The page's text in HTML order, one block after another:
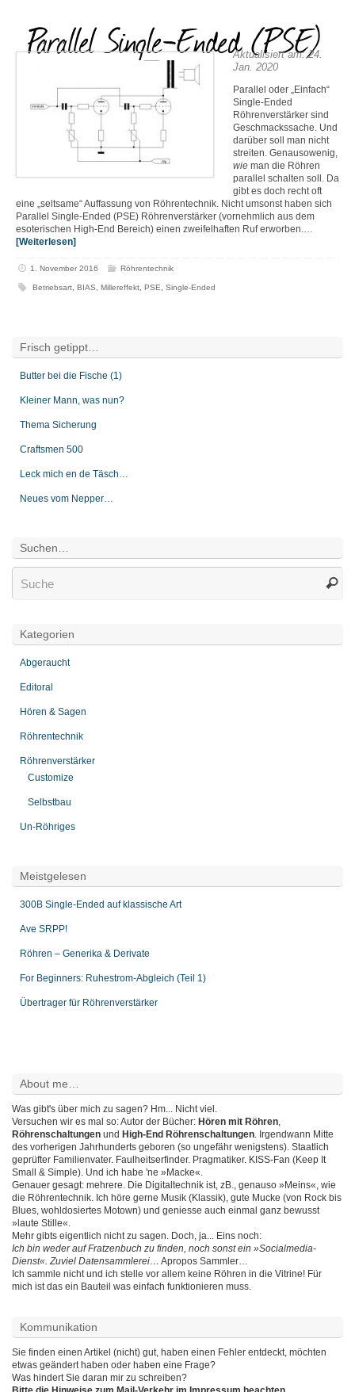
Parallel Single-Ended (PSE)
Aktualisiert am: 24.
Jan. 2020
Parallel oder „Einfach“
Single-Ended
Röhrenverstärker sind
Geschmackssache. Und
darüber soll man nicht
streiten. Genausowenig,
wie man die Röhren
parallel schalten soll. Da
gibt es doch recht oft
eine „seltsame“ Auffassung von Röhrentechnik. Nicht umsonst haben sich
Parallel Single-Ended (PSE) Röhrenverstärker (vornehmlich aus dem
esoterischen High-End Bereich) einen zweifelhaften Ruf erworben.…
[Weiterlesen]
1. November 2016 Röhrentechnik
Betriebsart ,BIAS ,Millereffekt ,PSE ,Single-Ended
Frisch getippt…
Butter bei die Fische (1)
Kleiner Mann, was nun?
Thema Sicherung
Craftsmen 500
Leck mich en de Täsch…
Neues vom Nepper…
Suchen…
Kategorien
Abgeraucht
Editoral
Hören & Sagen
Röhrentechnik
Röhrenverstärker
Customize
Selbstbau
Un-Röhriges
Meistgelesen
300B Single-Ended auf klassische Art
Ave SRPP!
Röhren – Generika & Derivate
For Beginners: Ruhestrom-Abgleich (Teil 1)
Übertrager für Röhrenverstärker
About me…
Was gibt's über mich zu sagen? Hm... Nicht viel.
Versuchen wir es mal so: Autor der Bücher: Hören mit Röhren,
Röhrenschaltungen und High-End Röhrenschaltungen. Irgendwann Mitte
des vorherigen Jahrhunderts geboren (so ungefähr wenigstens). Staatlich
geprüfter Familienvater. Faulheitserfinder. Pragmatiker. KISS-Fan (Keep It
Small & Simple). Und ich habe 'ne »Macke«.
Genauer gesagt: mehrere. Die Digitaltechnik ist, zB., genauso »Meins«, wie
die Röhrentechnik. Ich höre gerne Musik (Klassik), gute Mucke (von Rock bis
Blues, wohldosiertes Motown) und geniesse auch einmal ganz bewusst
»laute Stille«.
Mehr gibts eigentlich nicht zu sagen. Doch, ja... Eins noch:
Ich bin weder auf Fratzenbuch zu finden, noch sonst ein »Socialmedia-
Dienst«. Zuviel Datensammlerei… Apropos Sammler…
Ich sammle nicht und ich stelle vor allem keine Röhren in die Vitrine! Für
mich ist das ein Bauteil was einfach funktionieren muss.
Kommunikation
Sie finden einen Artikel (nicht) gut, haben einen Fehler entdeckt, möchten
etwas geändert haben oder haben eine Frage?
Was hindert Sie daran mir zu schreiben?